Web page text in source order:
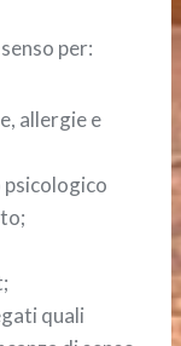
per:
allergie e
psicologico
quali